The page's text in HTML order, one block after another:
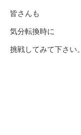
皆さんも
気分転換時に
挑戦してみて下さい。